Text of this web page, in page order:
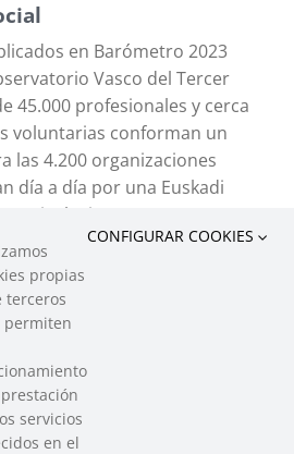
en Barómetro 2023
Vasco del Tercer
45.000 profesionales y cerca
voluntarias conforman un
las 4.200 organizaciones
día a día por una Euskadi
inclusiva.
1 2
propias
terceros
permiten
servicios
en el
CONFIGURAR COOKIES